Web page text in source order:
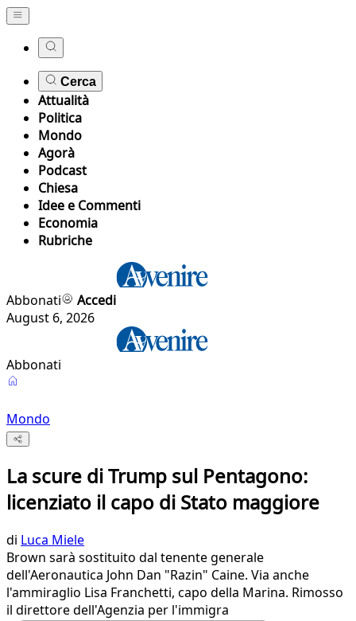
Cerca
Attualità
Politica
Mondo
Agorà
Podcast
Chiesa
Idee e Commenti
Economia
Rubriche
Abbonati
Accedi
August 6, 2026
Abbonati
Mondo
La scure di Trump sul Pentagono:
licenziato il capo di Stato maggiore
di Luca Miele
Brown sarà sostituito dal tenente generale
dell'Aeronautica John Dan "Razin" Caine. Via anche
l'ammiraglio Lisa Franchetti, capo della Marina. Rimosso
il direttore dell'Agenzia per l'immigra